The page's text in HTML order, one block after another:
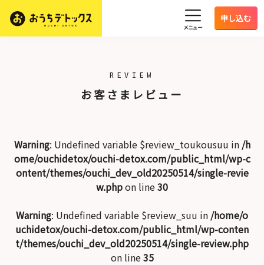
メニュー
申し込む
REVIEW
お客さまレビュー
Warning: Undefined variable $review_toukousuu in /h
ome/ouchidetox/ouchi-detox.com/public_html/wp-c
ontent/themes/ouchi_dev_old20250514/single-revie
w.phpon line30
Warning: Undefined variable $review_suu in /home/o
uchidetox/ouchi-detox.com/public_html/wp-conten
t/themes/ouchi_dev_old20250514/single-review.php
on line35